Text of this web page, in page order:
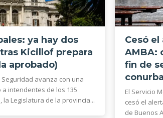
ya hay dos
Kicillof prepara
aprobado)
avanza con una
intendentes de los 135
Legislatura de la provincia...
Cesó
AMBA:
fin de
El Servicio
cesó el
de Buenos